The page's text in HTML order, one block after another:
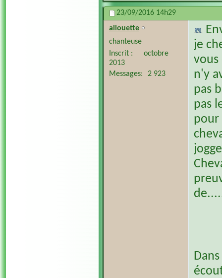
23/09/2016 14h29
allouette
chanteuse
Inscrit
octobre
2013
Messages
2 923
je
vous
n'y
pas
pas
pour